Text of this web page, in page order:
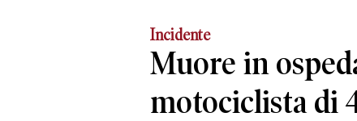
Incidente
Muore in
motociclista di